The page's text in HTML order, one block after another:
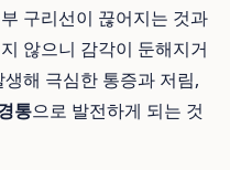
구리선이 끊어지는 것과
않으니 감각이 둔해지거
해 극심한 통증과 저림,
통으로 발전하게 되는 것